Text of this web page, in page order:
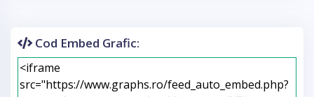
Cod Embed Grafic: